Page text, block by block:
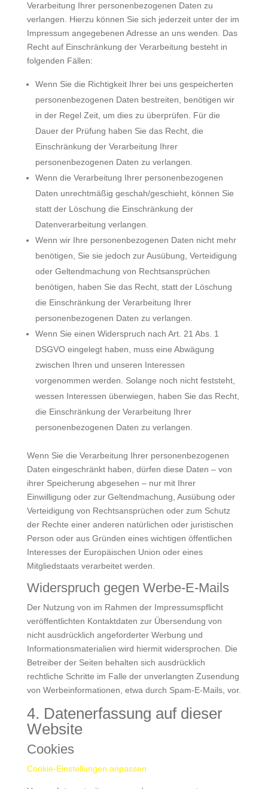
Verarbeitung Ihrer personenbezogenen Daten zu
verlangen. Hierzu können Sie sich jederzeit unter der im
Impressum angegebenen Adresse an uns wenden. Das
Recht auf Einschränkung der Verarbeitung besteht in
folgenden Fällen:
Wenn Sie die Richtigkeit Ihrer bei uns gespeicherten
personenbezogenen Daten bestreiten, benötigen wir
in der Regel Zeit, um dies zu überprüfen. Für die
Dauer der Prüfung haben Sie das Recht, die
Einschränkung der Verarbeitung Ihrer
personenbezogenen Daten zu verlangen.
Wenn die Verarbeitung Ihrer personenbezogenen
Daten unrechtmäßig geschah/geschieht, können Sie
statt der Löschung die Einschränkung der
Datenverarbeitung verlangen.
Wenn wir Ihre personenbezogenen Daten nicht mehr
benötigen, Sie sie jedoch zur Ausübung, Verteidigung
oder Geltendmachung von Rechtsansprüchen
benötigen, haben Sie das Recht, statt der Löschung
die Einschränkung der Verarbeitung Ihrer
personenbezogenen Daten zu verlangen.
Wenn Sie einen Widerspruch nach Art. 21 Abs. 1
DSGVO eingelegt haben, muss eine Abwägung
zwischen Ihren und unseren Interessen
vorgenommen werden. Solange noch nicht feststeht,
wessen Interessen überwiegen, haben Sie das Recht,
die Einschränkung der Verarbeitung Ihrer
personenbezogenen Daten zu verlangen.
Wenn Sie die Verarbeitung Ihrer personenbezogenen
Daten eingeschränkt haben, dürfen diese Daten – von
ihrer Speicherung abgesehen – nur mit Ihrer
Einwilligung oder zur Geltendmachung, Ausübung oder
Verteidigung von Rechtsansprüchen oder zum Schutz
der Rechte einer anderen natürlichen oder juristischen
Person oder aus Gründen eines wichtigen öffentlichen
Interesses der Europäischen Union oder eines
Mitgliedstaats verarbeitet werden.
Widerspruch gegen Werbe-E-Mails
Der Nutzung von im Rahmen der Impressumspflicht
veröffentlichten Kontaktdaten zur Übersendung von
nicht ausdrücklich angeforderter Werbung und
Informationsmaterialien wird hiermit widersprochen. Die
Betreiber der Seiten behalten sich ausdrücklich
rechtliche Schritte im Falle der unverlangten Zusendung
von Werbeinformationen, etwa durch Spam-E-Mails, vor.
4. Datenerfassung auf dieser
Website
Cookies
Cookie-Einstellungen anpassen